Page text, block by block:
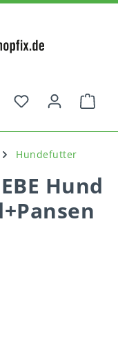
Hundefutter
Hund